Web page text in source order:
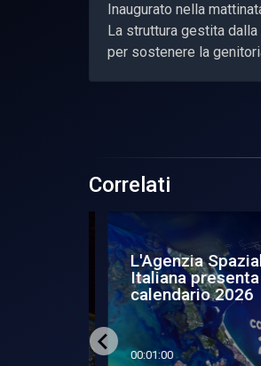
Inaugurato nella
La struttura gestita
per sostenere la
Correlati
L'Agenzia
Italiana presenta
calendario 2026
00:01:00